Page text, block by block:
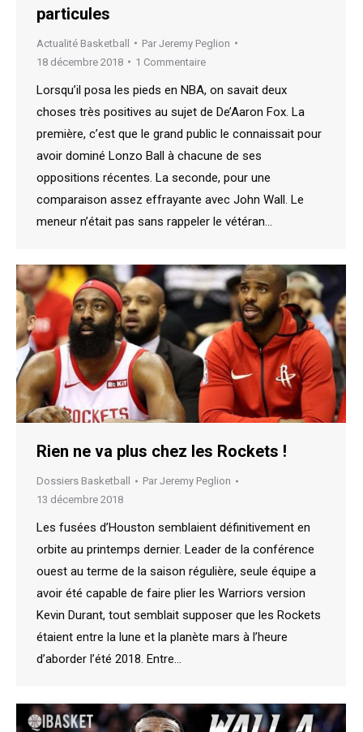
particules
Actualité Basketball Par Jeremy Peglion
18 décembre 2018
1 Commentaire
Lorsqu’il posa les pieds en NBA, on savait deux
choses très positives au sujet de De’Aaron Fox. La
première, c’est que le grand public le connaissait pour
avoir dominé Lonzo Ball à chacune de ses
oppositions récentes. La seconde, pour une
comparaison assez effrayante avec John Wall. Le
meneur n’était pas sans rappeler le vétéran…
Rien ne va plus chez les Rockets !
Dossiers Basketball Par Jeremy Peglion
13 décembre 2018
Les fusées d’Houston semblaient définitivement en
orbite au printemps dernier. Leader de la conférence
ouest au terme de la saison régulière, seule équipe a
avoir été capable de faire plier les Warriors version
Kevin Durant, tout semblait supposer que les Rockets
étaient entre la lune et la planète mars à l’heure
d’aborder l’été 2018. Entre…